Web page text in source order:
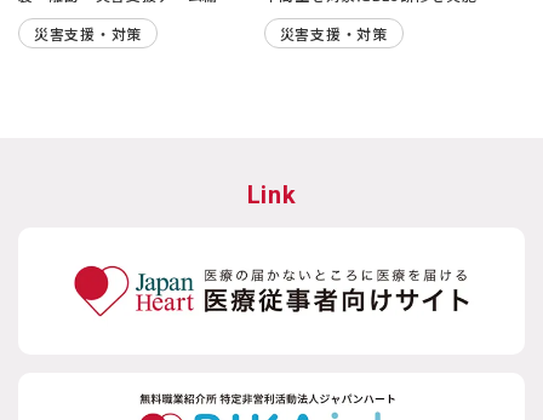
災害支援・対策
災害支援・対策
Link